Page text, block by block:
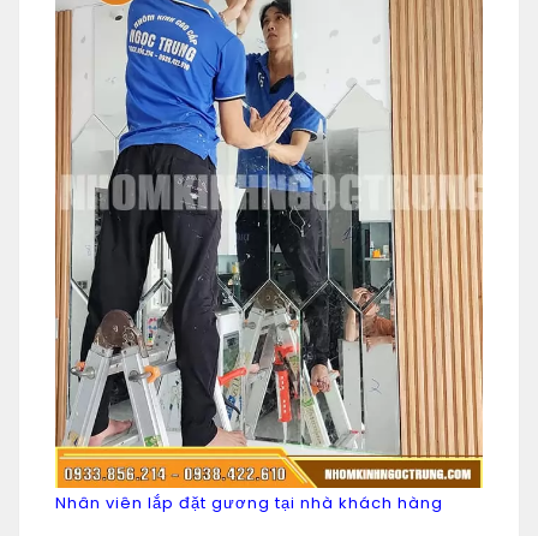
Nhân viên lắp đặt gương tại nhà khách hàng